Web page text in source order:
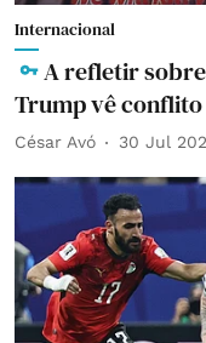
Internacional
A refletir
Trump vê
César Avó 30 Jul